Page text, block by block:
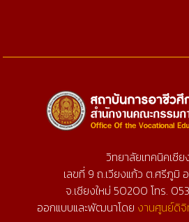
วิทยาลัยเทคนิคเชีย
เลขที่ 9 ถ.เวียงแก้ว ต.ศรีภูมิ
จ.เชียงใหม่ 50200 โทร.
ออกแบบและพัฒนาโดย งานศูนย์ดิ